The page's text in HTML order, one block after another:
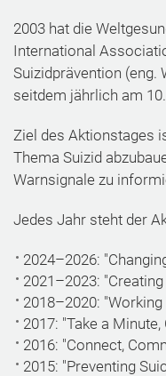
2003 hat die
International
Suizidprävention (eng.
seitdem jährlich am
Ziel des Aktionstages
Thema Suizid
Warnsignale zu
Jedes Jahr steht der
2024–2026:
2021–2023:
2018–2020:
2017: "Take a
2016: "Connect,
2015: "Preventing